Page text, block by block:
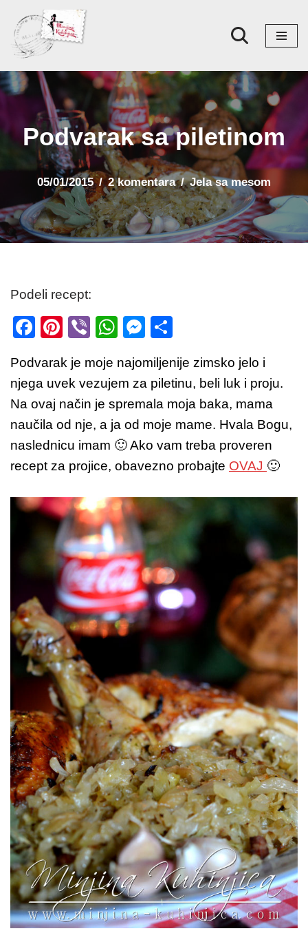
Skoči
na
sadržaj
Podvarak sa piletinom
05/01/2015 2 komentara Jela sa mesom
Podeli recept:
F
c
e
b
o
o
k
Pi
er
e
st
Vi
er
W
at
s
A
p
p
M
ss
e
n
g
er
ar
e
Podvarak je moje najomiljenije zimsko jelo i
njega uvek vezujem za piletinu, beli luk i proju.
Na ovaj način je spremala moja baka, mama
naučila od nje, a ja od moje mame. Hvala Bogu,
naslednicu imam 🙂 Ako vam treba proveren
recept za projice, obavezno probajte OVAJ 🙂